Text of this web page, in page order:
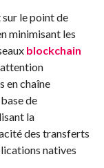
sur le point de
minimisant les
blockchain
attention
en chaîne
de
la
des transferts
natives